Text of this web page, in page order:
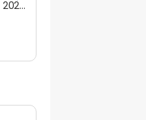
202…